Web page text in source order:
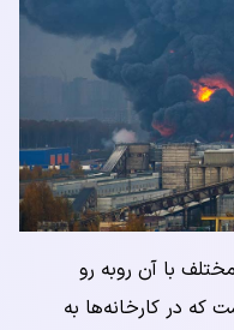
با آن روبه رو
که در کارخانه‌ها به